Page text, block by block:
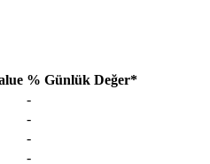
% Günlük Değer*
-
-
-
-